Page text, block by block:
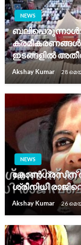
NEWS
ഇടങ്ങളിൽ
Akshay Kumar 28
NEWS
കോൺഗ്രസിന്
ശ്രീനിധി
Akshay Kumar 26